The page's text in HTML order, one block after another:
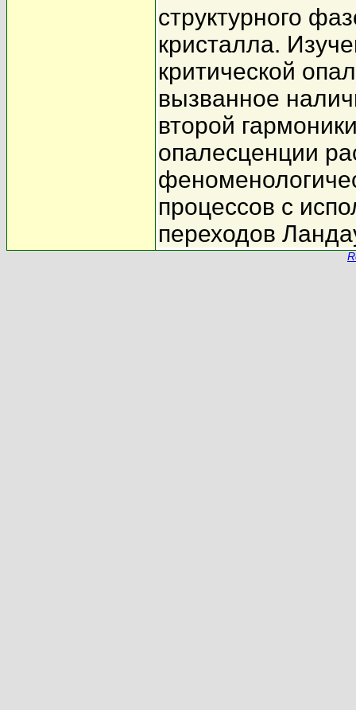
структурного
кристалла.
критической
вызванное
второй
опалесценции
процессов с
переходов